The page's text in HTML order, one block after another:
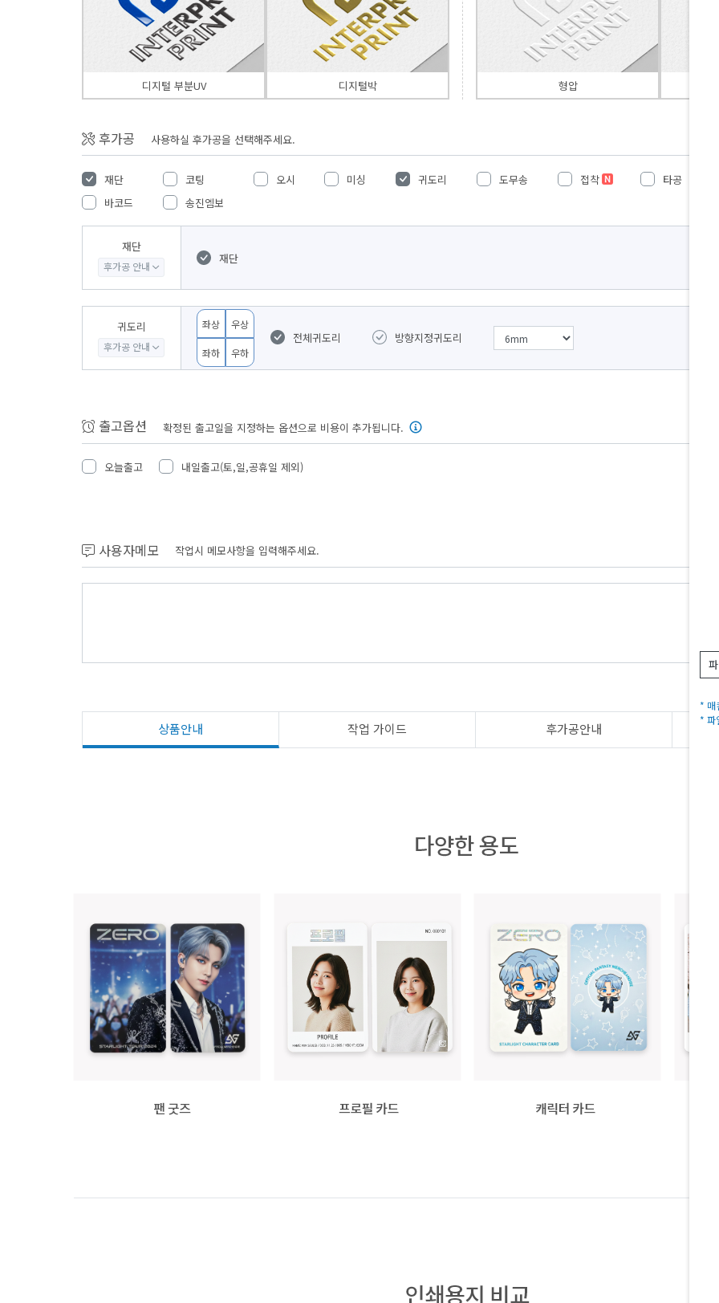
디지털 부분UV 디지털박 형압
후가공 사용하실 후가공을 선택해주세요.
재단 코팅 오시 미싱 귀도리 도무송 접착
타공
바코드
송진엠보
재단
후가공 안내
재단
귀도리
후가공 안내
좌상 우상
좌하 우하
전체귀도리 방향지정귀도리
출고옵션 확정된 출고일을 지정하는 옵션으로 비용이 추가됩니다.
오늘출고 내일출고(토,일,공휴일 제외)
사용자메모 작업시 메모사항을 입력해주세요.
상품안내 작업 가이드 후가공안내
* 매
* 파